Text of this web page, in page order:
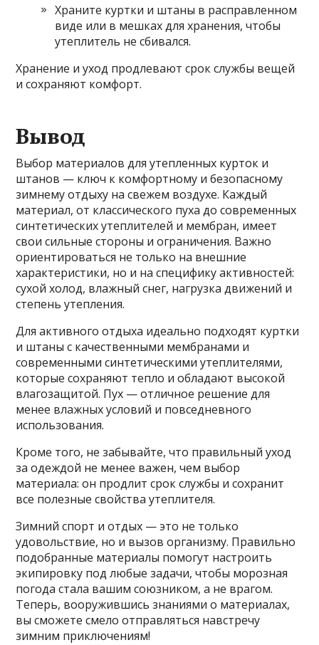
Храните куртки и штаны в расправленном
виде или в мешках для хранения, чтобы
утеплитель не сбивался.
Хранение и уход продлевают срок службы вещей
и сохраняют комфорт.
Вывод
Выбор материалов для утепленных курток и
штанов — ключ к комфортному и безопасному
зимнему отдыху на свежем воздухе. Каждый
материал, от классического пуха до современных
синтетических утеплителей и мембран, имеет
свои сильные стороны и ограничения. Важно
ориентироваться не только на внешние
характеристики, но и на специфику активностей:
сухой холод, влажный снег, нагрузка движений и
степень утепления.
Для активного отдыха идеально подходят куртки
и штаны с качественными мембранами и
современными синтетическими утеплителями,
которые сохраняют тепло и обладают высокой
влагозащитой. Пух — отличное решение для
менее влажных условий и повседневного
использования.
Кроме того, не забывайте, что правильный уход
за одеждой не менее важен, чем выбор
материала: он продлит срок службы и сохранит
все полезные свойства утеплителя.
Зимний спорт и отдых — это не только
удовольствие, но и вызов организму. Правильно
подобранные материалы помогут настроить
экипировку под любые задачи, чтобы морозная
погода стала вашим союзником, а не врагом.
Теперь, вооружившись знаниями о материалах,
вы сможете смело отправляться навстречу
зимним приключениям!